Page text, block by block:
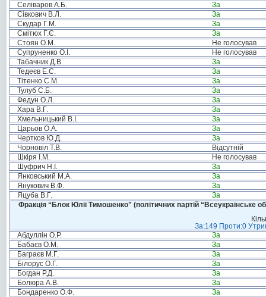
Селіваров А.Б.
За
Сівкович В.Л.
За
Скудар Г.М.
За
Смітюх Г.Є.
За
Стоян О.М.
Не голосував
Супруненко О.І.
Не голосував
Табачник Д.В.
За
Тедеєв Е.С.
За
Тітенко С.М.
За
Тулуб С.Б.
За
Федун О.Л.
За
Хара В.Г.
За
Хмельницький В.І.
За
Царьов О.А.
За
Чертков Ю.Д.
За
Чорновіл Т.В.
Відсутній
Шкіря І.М.
Не голосував
Шуфрич Н.І.
За
Янковський М.А.
За
Янукович В.Ф.
За
Яцуба В.Г.
За
Фракція “Блок Юлії Тимошенко" (політичних партій “Всеукраїнське
За:149 Проти:0
Абдуллін О.Р.
За
Бабаєв О.М.
За
Баграєв М.Г.
За
Білорус О.Г.
За
Богдан Р.Д.
За
Болюра А.В.
За
Бондаренко О.Ф.
За